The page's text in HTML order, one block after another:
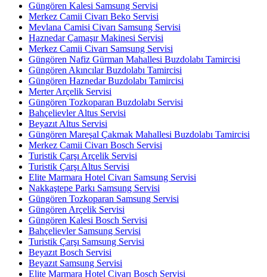
Güngören Kalesi Samsung Servisi
Merkez Camii Civarı Beko Servisi
Mevlana Camisi Civarı Samsung Servisi
Haznedar Çamaşır Makinesi Servisi
Merkez Camii Civarı Samsung Servisi
Güngören Nafiz Gürman Mahallesi Buzdolabı Tamircisi
Güngören Akıncılar Buzdolabı Tamircisi
Güngören Haznedar Buzdolabı Tamircisi
Merter Arçelik Servisi
Güngören Tozkoparan Buzdolabı Servisi
Bahçelievler Altus Servisi
Beyazıt Altus Servisi
Güngören Mareşal Çakmak Mahallesi Buzdolabı Tamircisi
Merkez Camii Civarı Bosch Servisi
Turistik Çarşı Arçelik Servisi
Turistik Çarşı Altus Servisi
Elite Marmara Hotel Civarı Samsung Servisi
Nakkaştepe Parkı Samsung Servisi
Güngören Tozkoparan Samsung Servisi
Güngören Arçelik Servisi
Güngören Kalesi Bosch Servisi
Bahçelievler Samsung Servisi
Turistik Çarşı Samsung Servisi
Beyazıt Bosch Servisi
Beyazıt Samsung Servisi
Elite Marmara Hotel Civarı Bosch Servisi